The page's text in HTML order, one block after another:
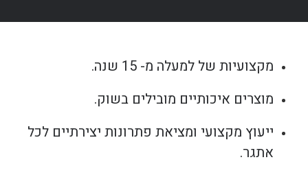
מקצועיות של למעלה מ- 15 שנה.
מוצרים איכותיים מובילים בשוק.
ייעוץ מקצועי ומציאת פתרונות יצירתיים לכל
אתגר.